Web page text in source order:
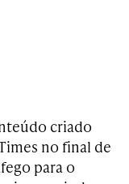
criado
no final de
para o